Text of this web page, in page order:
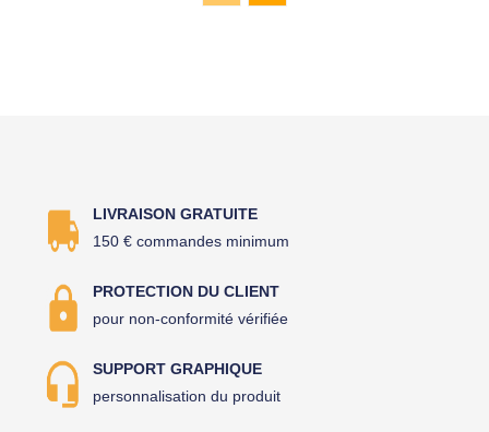
LIVRAISON GRATUITE
150 € commandes minimum
PROTECTION DU CLIENT
pour non-conformité vérifiée
SUPPORT GRAPHIQUE
personnalisation du produit